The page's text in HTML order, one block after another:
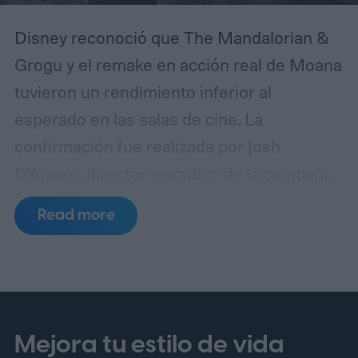
Disney reconoció que The Mandalorian &
Grogu y el remake en acción real de Moana
tuvieron un rendimiento inferior al
esperado en las salas de cine. La
durante una llamada con inversores en la
que se analizaron los resultados
para Disney. De acuerdo con su
Read more
Mejora tu estilo de vida